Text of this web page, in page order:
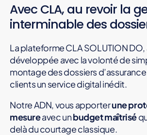
Avec CLA, au revoir la
interminable des
La plateforme CLA SOLUTION DO,
développée avec la volonté de
montage des dossiers
clients un service digital inédit.
Notre ADN, vous apporterune
mesureavec unbudget maîtrisé
delà du courtage classique.